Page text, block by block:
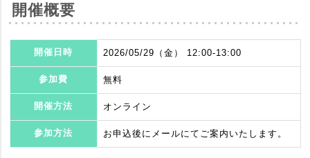
開催概要
開催日時 2026/05/29（金） 12:00-13:00
参加費 無料
開催方法 オンライン
参加方法 お申込後にメールにてご案内いたします。